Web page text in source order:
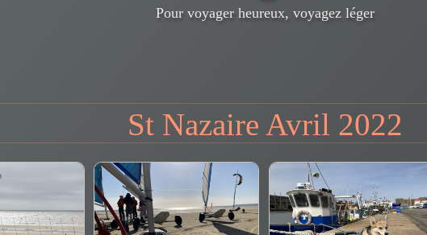
Pour voyager heureux, voyagez léger
St Nazaire Avril 2022